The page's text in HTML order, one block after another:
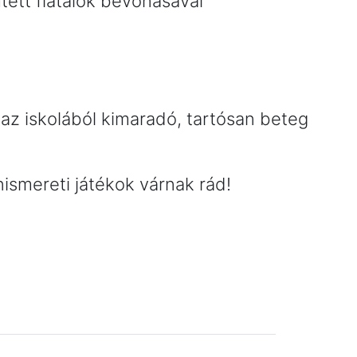
iskolából kimaradó, tartósan beteg
játékok várnak rád!